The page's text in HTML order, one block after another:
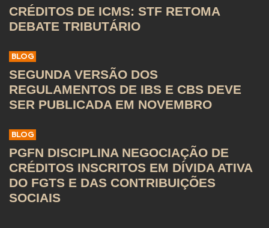
CRÉDITOS DE ICMS: STF RETOMA
DEBATE TRIBUTÁRIO
BLOG
SEGUNDA VERSÃO DOS
REGULAMENTOS DE IBS E CBS DEVE
SER PUBLICADA EM NOVEMBRO
BLOG
PGFN DISCIPLINA NEGOCIAÇÃO DE
CRÉDITOS INSCRITOS EM DÍVIDA ATIVA
DO FGTS E DAS CONTRIBUIÇÕES
SOCIAIS